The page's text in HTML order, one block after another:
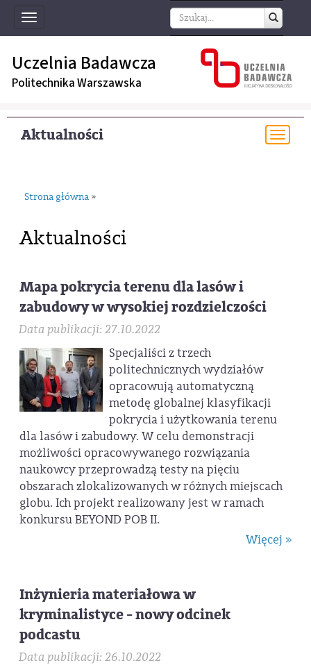
Toggle
navigation
Uczelnia Badawcza
Politechnika Warszawska
Aktualności
Strona główna »
Aktualności
Mapa pokrycia terenu dla lasów i
zabudowy w wysokiej rozdzielczości
Data publikacji: 27.10.2022
Specjaliści z trzech
politechnicznych wydziałów
opracowują automatyczną
metodę globalnej klasyfikacji
pokrycia i użytkowania terenu
dla lasów i zabudowy. W celu demonstracji
możliwości opracowywanego rozwiązania
naukowcy przeprowadzą testy na pięciu
obszarach zlokalizowanych w różnych miejscach
globu. Ich projekt realizowany jest w ramach
konkursu BEYOND POB II.
Więcej »
Inżynieria materiałowa w
kryminalistyce - nowy odcinek
podcastu
Data publikacji: 26.10.2022